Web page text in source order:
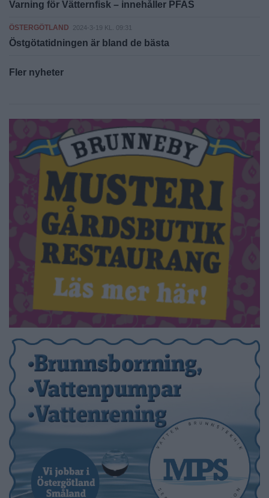
Varning för Vätternfisk – innehåller PFAS
ÖSTERGÖTLAND 2024-3-19 KL. 09:31
Östgötatidningen är bland de bästa
Fler nyheter